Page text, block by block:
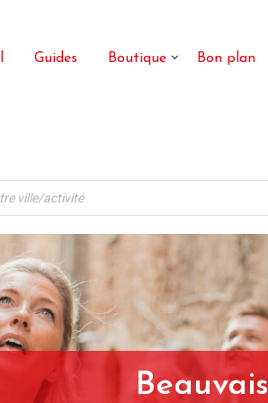
Guides Boutique Bon plan
Beauvais